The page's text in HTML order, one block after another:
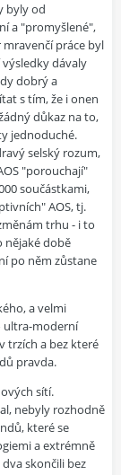
byly od
a "promyšlené",
práce byl
dávaly
dobrý a
s tím, že i onen
důkaz na to,
jednoduché.
selský rozum,
"porouchají"
součástkami,
AOS, tj.
trhu - i to
nějaké době
po něm zůstane
a velmi
ultra-moderní
trzích a bez které
pravda.
sítí.
nebyly rozhodně
které se
a extrémně
skončili bez